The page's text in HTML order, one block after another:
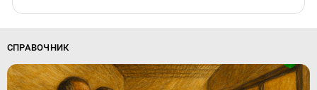
СПРАВОЧНИК